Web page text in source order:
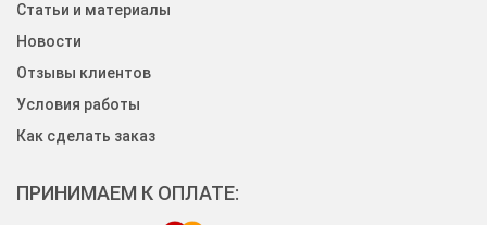
Статьи и материалы
Новости
Отзывы клиентов
Условия работы
Как сделать заказ
ПРИНИМАЕМ К ОПЛАТЕ: